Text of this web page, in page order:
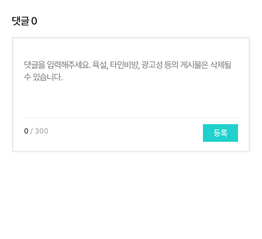
댓글0
0 / 300 등록